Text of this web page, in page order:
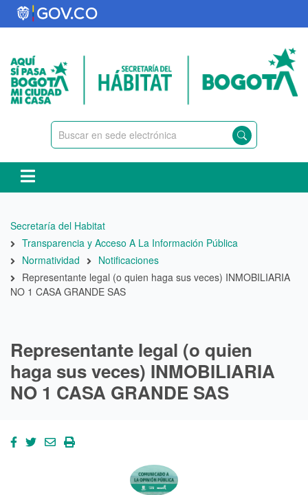
Pasar
al
principal
Ruta
de
navegación
Secretaría del Habitat
Transparencia y Acceso A La Información Pública
Normatividad
Notificaciones
Representante legal (o quien haga sus veces) INMOBILIARIA
NO 1 CASA GRANDE SAS
Representante legal (o quien
haga sus veces) INMOBILIARIA
NO 1 CASA GRANDE SAS